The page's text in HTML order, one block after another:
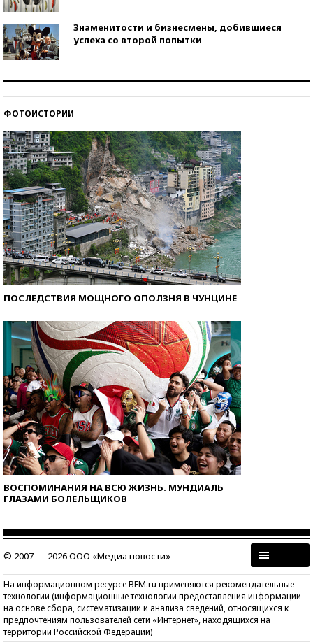
Знаменитости и бизнесмены, добившиеся
успеха со второй попытки
ФОТОИСТОРИИ
ПОСЛЕДСТВИЯ МОЩНОГО ОПОЛЗНЯ В ЧУНЦИНЕ
ВОСПОМИНАНИЯ НА ВСЮ ЖИЗНЬ. МУНДИАЛЬ
ГЛАЗАМИ БОЛЕЛЬЩИКОВ
© 2007 — 2026 ООО «Медиа новости»
На информационном ресурсе BFM.ru применяются рекомендательные
технологии (информационные технологии предоставления информации
на основе сбора, систематизации и анализа сведений, относящихся к
предпочтениям пользователей сети «Интернет», находящихся на
территории Российской Федерации)